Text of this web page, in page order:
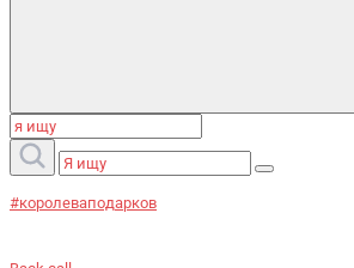
#королеваподарков